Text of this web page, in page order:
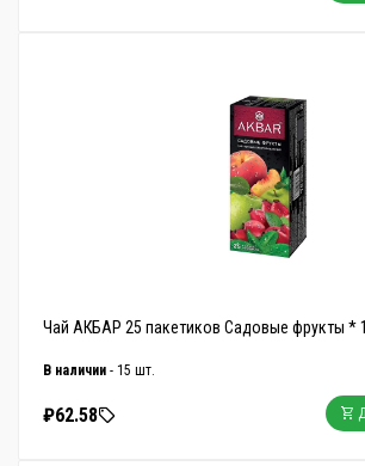
Чай АКБАР 25 пакетиков Садовые фрукты *
В наличии - 15 шт.
₽62.58